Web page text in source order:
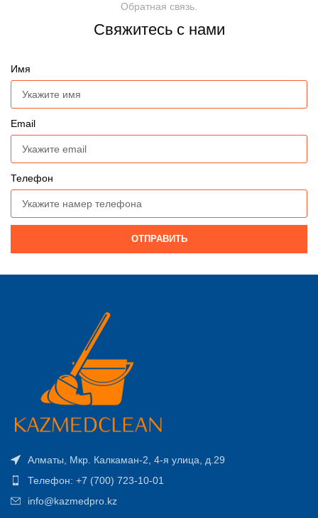
Обратная связь.
Свяжитесь с нами
Имя
Email
Телефон
ОТПРАВИТЬ
Алматы, Мкр. Калкаман-2, 4-я улица, д.29
Телефон: +7 (700) 723-10-01
info@kazmedpro.kz